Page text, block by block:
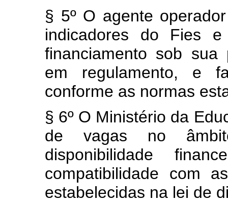
§ 5º O agente
indicadores do Fies
financiamento sob sua
em regulamento, e
conforme as normas
§ 6º O Ministério da
de vagas no
disponibilidade
compatibilidade com
estabelecidas na lei de